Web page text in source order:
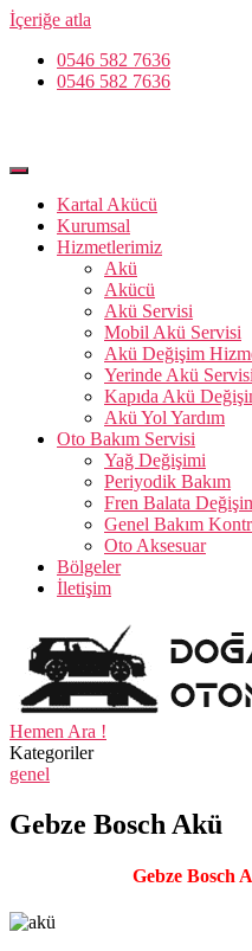
İçeriğe atla
0546 582 7636
0546 582 7636
Kartal Akücü
Kurumsal
Hizmetlerimiz
Akü
Akücü
Akü Servisi
Mobil Akü Servisi
Akü Değişim
Yerinde Akü Servisi
Kapıda Akü
Akü Yol Yardım
Oto Bakım Servisi
Yağ Değişimi
Periyodik Bakım
Fren Balata
Genel Bakım
Oto Aksesuar
Bölgeler
İletişim
Hemen Ara !
Kategoriler
genel
Gebze Bosch Akü
Gebze Bosch